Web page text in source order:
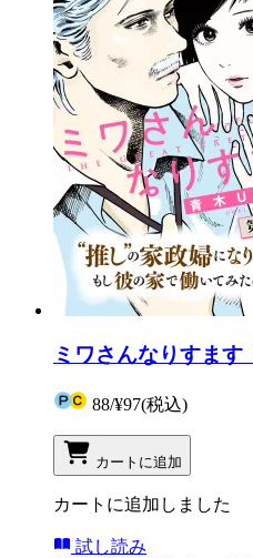
ミワさんなりすます
88/¥97(税込)
カートに追加
カートに追加しました
試し読み